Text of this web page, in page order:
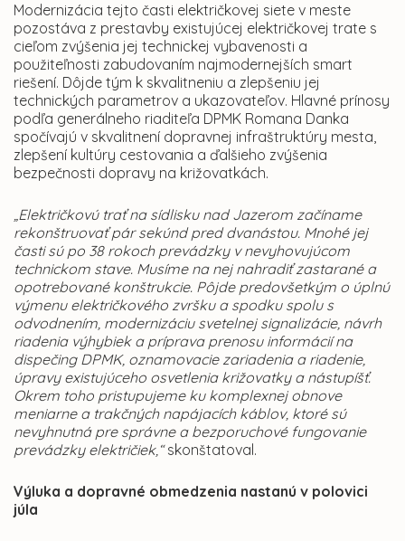
Modernizácia tejto časti električkovej siete v meste
pozostáva z prestavby existujúcej električkovej trate s
cieľom zvýšenia jej technickej vybavenosti a
použiteľnosti zabudovaním najmodernejších smart
riešení. Dôjde tým k skvalitneniu a zlepšeniu jej
technických parametrov a ukazovateľov. Hlavné prínosy
podľa generálneho riaditeľa DPMK Romana Danka
spočívajú v skvalitnení dopravnej infraštruktúry mesta,
zlepšení kultúry cestovania a ďalšieho zvýšenia
bezpečnosti dopravy na križovatkách.
„Električkovú trať na sídlisku nad Jazerom začíname
rekonštruovať pár sekúnd pred dvanástou. Mnohé jej
časti sú po 38 rokoch prevádzky v nevyhovujúcom
technickom stave. Musíme na nej nahradiť zastarané a
opotrebované konštrukcie. Pôjde predovšetkým o úplnú
výmenu električkového zvršku a spodku spolu s
odvodnením, modernizáciu svetelnej signalizácie, návrh
riadenia výhybiek a príprava prenosu informácií na
dispečing DPMK, oznamovacie zariadenia a riadenie,
úpravy existujúceho osvetlenia križovatky a nástupíšť.
Okrem toho pristupujeme ku komplexnej obnove
meniarne a trakčných napájacích káblov, ktoré sú
nevyhnutná pre správne a bezporuchové fungovanie
prevádzky električiek,“skonštatoval.
Výluka a dopravné obmedzenia nastanú v polovici
júla